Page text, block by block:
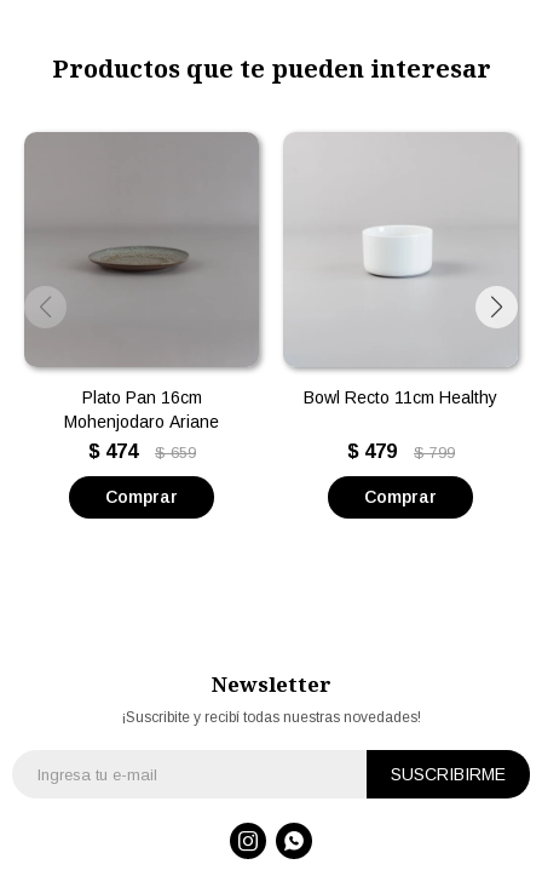
Productos que te pueden interesar
Plato Pan 16cm
Mohenjodaro Ariane
$ 474 $ 659
Bowl Recto 11cm Healthy
$ 479 $ 799
Newsletter
¡Suscribite y recibí todas nuestras novedades!
SUSCRIBIRME
 